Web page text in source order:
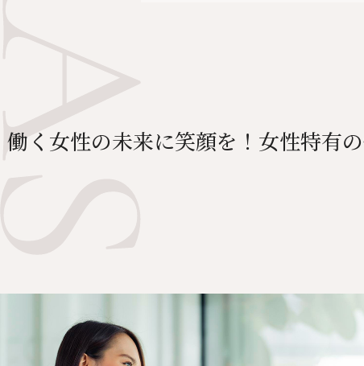
働く女性の未来に笑顔を！女性特有